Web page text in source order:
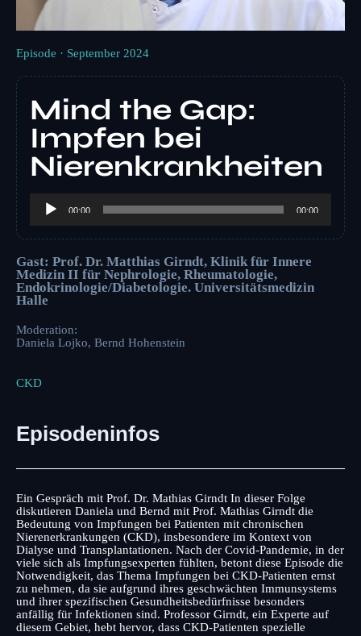
Episode · September 2024
Mind the Gap:
Impfen bei
Nierenkrankheiten
Audio-
Player00:00 00:00
Gast: Prof. Dr. Matthias Girndt, Klinik für Innere
Medizin II für Nephrologie, Rheumatologie,
Endokrinologie/Diabetologie. Universitätsmedizin
Halle
Moderation:
Daniela Lojko, Bernd Hohenstein
CKD
Episodeninfos
Ein Gespräch mit Prof. Dr. Mathias Girndt In dieser Folge
diskutieren Daniela und Bernd mit Prof. Mathias Girndt die
Bedeutung von Impfungen bei Patienten mit chronischen
Nierenerkrankungen (CKD), insbesondere im Kontext von
Dialyse und Transplantationen. Nach der Covid-Pandemie, in der
viele sich als Impfungsexperten fühlten, betont diese Episode die
Notwendigkeit, das Thema Impfungen bei CKD-Patienten ernst
zu nehmen, da sie aufgrund ihres geschwächten Immunsystems
und ihrer spezifischen Gesundheitsbedürfnisse besonders
anfällig für Infektionen sind. Professor Girndt, ein Experte auf
diesem Gebiet, hebt hervor, dass CKD-Patienten spezielle